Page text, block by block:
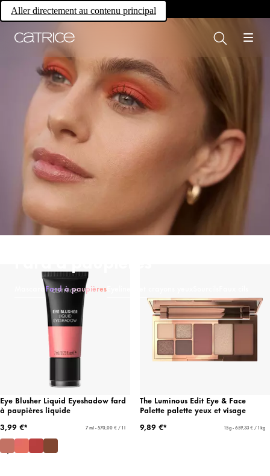
Aller directement au contenu principal
Own your magic.
MascaraFard à paupières
Eye Blusher Liquid Eyeshadow fard
à paupières liquide
3,99 €*
7 ml - 570,00 € / 1 l
The Luminous Edit Eye & Face
Palette palette yeux et visage
9,89 €*
15 g - 659,33 € / 1 kg